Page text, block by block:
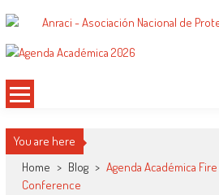
al
contenidoANRACI –
Condiciones de Protección Contra
You are here
Home > Blog > Agenda Académica
Conference